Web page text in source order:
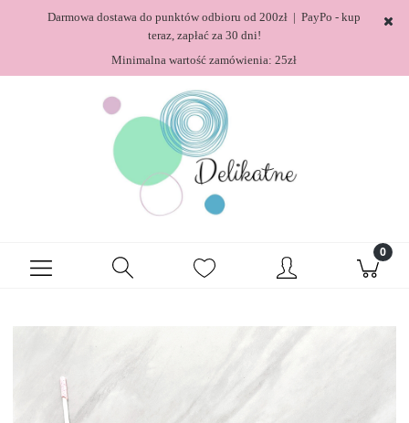
Darmowa dostawa do punktów odbioru od 200zł | PayPo - kup
teraz, zapłać za 30 dni!
Minimalna wartość zamówienia: 25zł